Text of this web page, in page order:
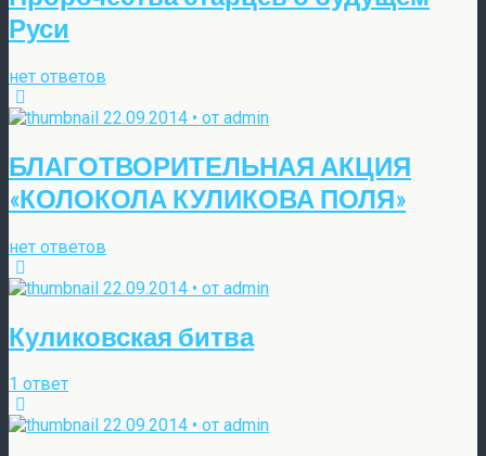
Руси
нет ответов
22.09.2014 • от admin
БЛАГОТВОРИТЕЛЬНАЯ АКЦИЯ
«КОЛОКОЛА КУЛИКОВА ПОЛЯ»
нет ответов
22.09.2014 • от admin
Куликовская битва
1 ответ
22.09.2014 • от admin